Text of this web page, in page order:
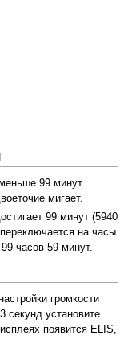
99 минут.
мигает.
99 минут (5940
на часы
часов 59 минут.
громкости
секунд установите
появится ELIS,